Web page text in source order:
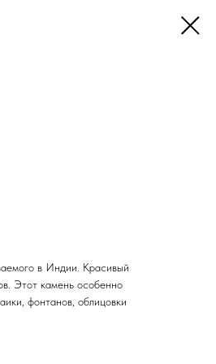
в Индии. Красивый
Этот камень особенно
фонтанов, облицовки